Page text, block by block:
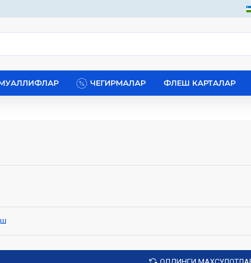
ЧЕГИРМАЛАР ФЛЕШ КАРТАЛАР